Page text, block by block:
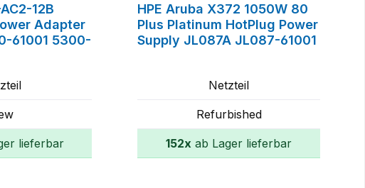
12B
Adapter
61001 5300-
lieferbar
HPE Aruba X372 1050W 80
Plus Platinum HotPlug Power
Supply JL087A JL087-61001
Netzteil
Refurbished
152x ab Lager lieferbar